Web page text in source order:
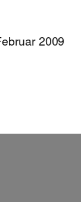
2009